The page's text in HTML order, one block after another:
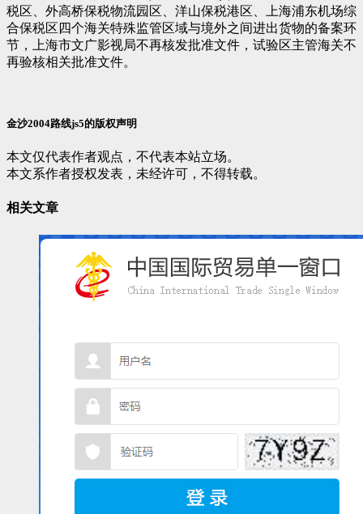
税区、外高桥保税物流园区、洋山保税港区、上海浦东机场综
合保税区四个海关特殊监管区域与境外之间进出货物的备案环
节，上海市文广影视局不再核发批准文件，试验区主管海关不
再验核相关批准文件。
金沙2004路线js5的版权声明
本文仅代表作者观点，不代表本站立场。
本文系作者授权发表，未经许可，不得转载。
相关文章